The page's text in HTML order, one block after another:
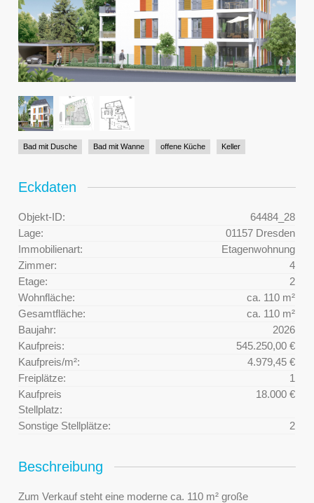
Bad mit Dusche Bad mit Wanne offene Küche Keller
Eckdaten
Objekt-ID:
64484_28
Lage:
01157 Dresden
Immobilienart:
Etagenwohnung
Zimmer:
4
Etage:
2
Wohnfläche:
ca. 110 m²
Gesamtfläche:
ca. 110 m²
Baujahr:
2026
Kaufpreis:
545.250,00 €
Kaufpreis/m²:
4.979,45 €
Freiplätze:
1
Kaufpreis
Stellplatz:
18.000 €
Sonstige Stellplätze: 2
Beschreibung
Zum Verkauf steht eine moderne ca. 110 m² große